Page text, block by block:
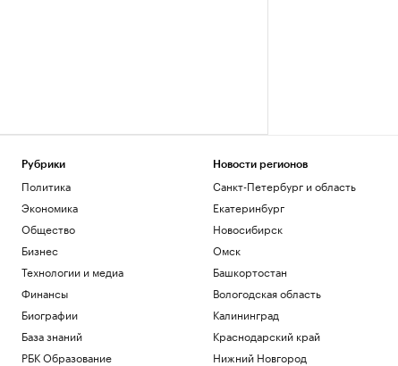
Рубрики
Политика
Экономика
Общество
Бизнес
Технологии и медиа
Финансы
Биографии
База знаний
РБК Образование
Новости регионов
Санкт-Петербург и область
Екатеринбург
Новосибирск
Омск
Башкортостан
Вологодская область
Калининград
Краснодарский край
Нижний Новгород